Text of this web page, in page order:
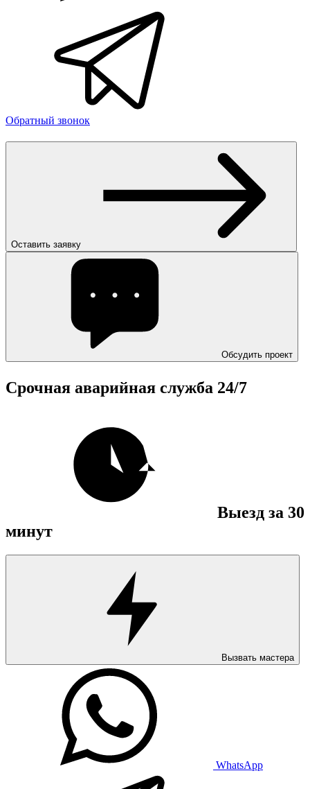
Обратный звонок
Оставить заявку
Обсудить проект
Срочная аварийная служба 24/7
Выезд за 30
минут
Вызвать мастера
WhatsApp